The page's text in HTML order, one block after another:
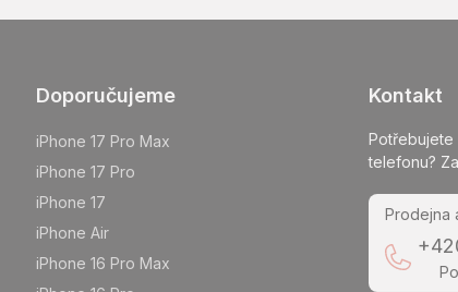
Doporučujeme
iPhone 17 Pro Max
iPhone 17 Pro
iPhone 17
iPhone Air
iPhone 16 Pro Max
Kontakt
telefonu?
Prodejna